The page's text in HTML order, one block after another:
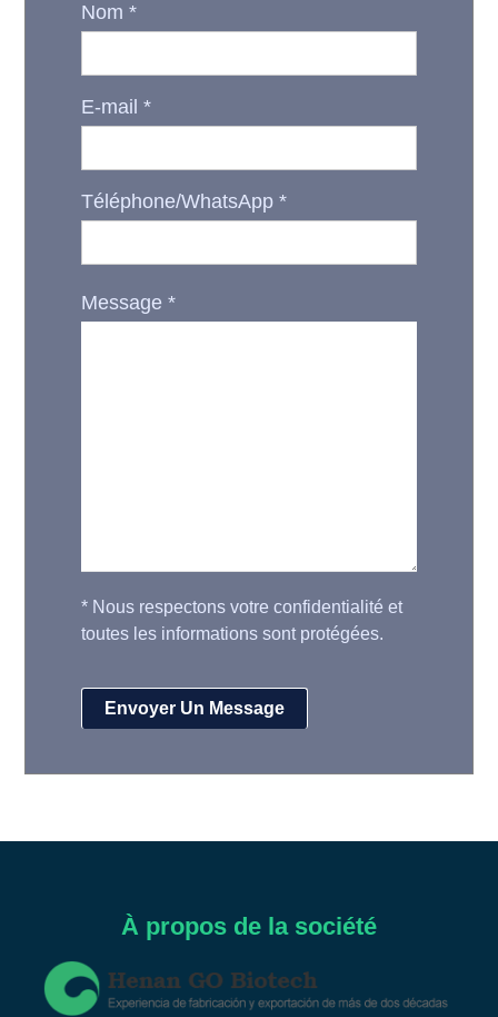
Nom*
E-mail*
Téléphone/WhatsApp*
Message*
* Nous respectons votre confidentialité et
toutes les informations sont protégées.
À propos de la société